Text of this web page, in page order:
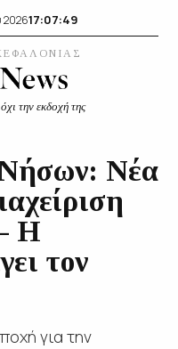
202617:07:50
την εκδοχή της
Νέα
Η
τον
για την